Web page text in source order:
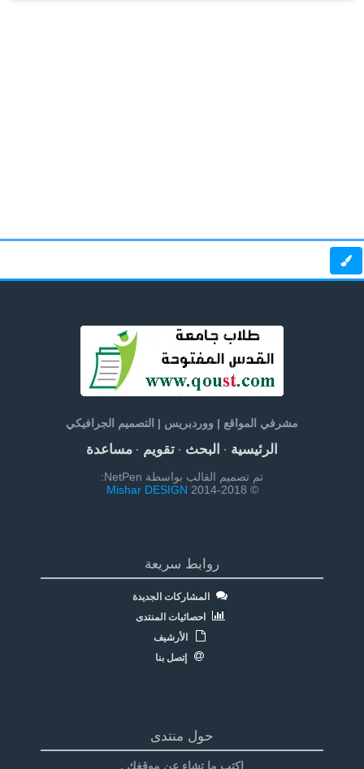
مشرفي المواقع | ووردبريس | التصميم الجرافيكي
الرئيسية· البحث· تقويم· مساعدة
تم تصميم القالب بواسطة NetPen:
© 2014-2018
Mishar DESIGN
روابط سريعة
المشاركات الجديدة
احصائيات المنتدى
الأرشيف
إتصل بنا
حول منتدى
إكتب ما تشاء عن موقغك .